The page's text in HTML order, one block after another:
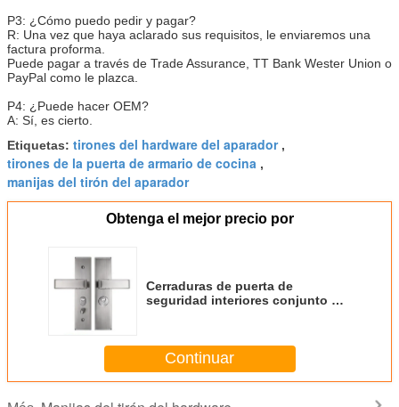
P3: ¿Cómo puedo pedir y pagar?
R: Una vez que haya aclarado sus requisitos, le enviaremos una
factura proforma.
Puede pagar a través de Trade Assurance, TT Bank Wester Union o
PayPal como le plazca.
P4: ¿Puede hacer OEM?
A: Sí, es cierto.
Etiquetas: tirones del hardware del aparador,
tirones de la puerta de armario de cocina ,
manijas del tirón del aparador
Obtenga el mejor precio por
Cerraduras de puerta de
seguridad interiores conjunto de
Continuar